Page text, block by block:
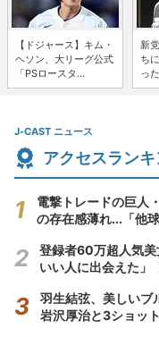
【ドジャース】キム・
ヘソン、大リーグ公式
「PSロースタ...
新
ち
っ
J-CAST ニュース
アクセスラン
電撃トレードの巨人
の存在感薄れ...「他
登録者60万超人気
いい人に出会えた」
羽生結弦、美しいブ
岩沢厚治と3ショッ